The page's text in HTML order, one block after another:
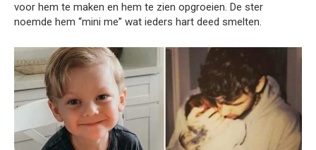
voor hem te maken en hem te zien opgroeien. De ster
noemde hem “mini me” wat ieders hart deed smelten.